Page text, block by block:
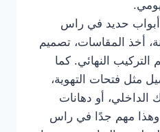
حديد في راس
أخذ المقاسات، تصميم
التركيب النهائي. كما
مثل فتحات التهوية،
الداخلي، أو دهانات
وهذا مهم جدًا في راس